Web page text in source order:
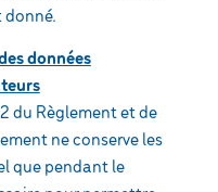
données
du Règlement et de
ne conserve les
que pendant le